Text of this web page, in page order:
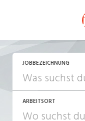
JOBBEZEICHNUNG
ARBEITSORT